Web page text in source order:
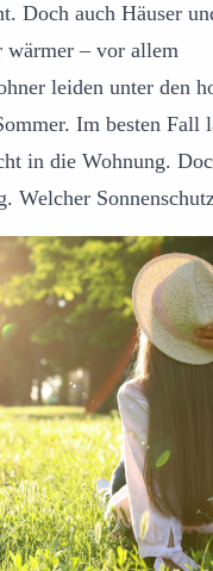
Doch auch Häuser
wärmer – vor allem
leiden unter den
Im besten Fall
in die Wohnung.
Welcher